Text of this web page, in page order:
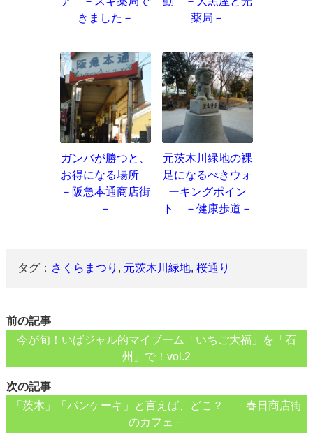
きました－
薬局－
ガンバが勝つと、
お得になる場所
－阪急本通商店街
－
元茨木川緑地の裸
足になるべきウォ
ーキングポイン
ト －健康歩道－
タグ： さくらまつり , 元茨木川緑地,桜通り
前の記事
今が旬！いばジャル的マイブーム「いちご大福」を「石
州」で！vol.2
次の記事
「茨木」「パンケーキ」と言えば、どこ？ －春日商店街
のカフェ－